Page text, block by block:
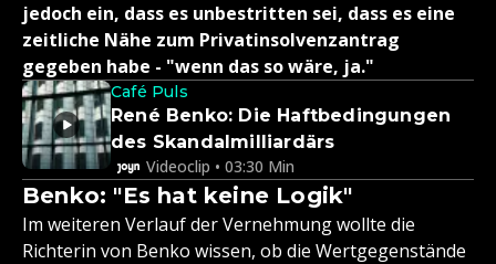
jedoch ein, dass es unbestritten sei, dass es eine
zeitliche Nähe zum Privatinsolvenzantrag
gegeben habe - "wenn das so wäre, ja."
Café Puls
René Benko: Die Haftbedingungen
des Skandalmilliardärs
Videoclip • 03:30 Min
Benko: "Es hat keine Logik"
Im weiteren Verlauf der Vernehmung wollte die
Richterin von Benko wissen, ob die Wertgegenstände